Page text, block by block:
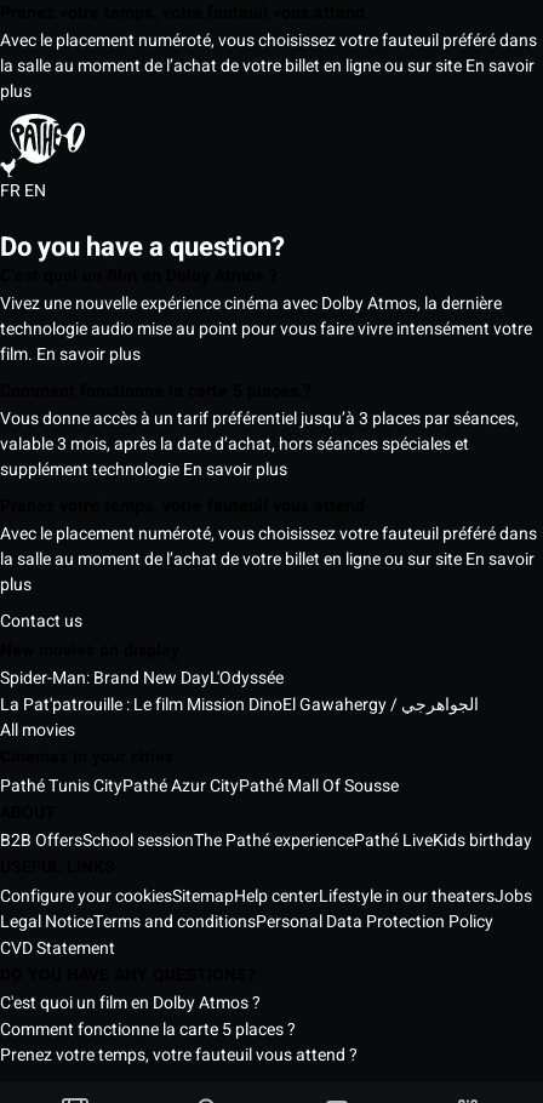
Avec le placement numéroté, vous choisissez votre fauteuil préféré dans
la salle au moment de l’achat de votre billet en ligne ou sur siteEn savoir
plus
FREN
Do you have a question?
Vivez une nouvelle expérience cinéma avec Dolby Atmos, la dernière
technologie audio mise au point pour vous faire vivre intensément votre
film. En savoir plus
Vous donne accès à un tarif préférentiel jusqu’à 3 places par séances,
valable 3 mois, après la date d’achat, hors séances spéciales et
supplément technologieEn savoir plus
Avec le placement numéroté, vous choisissez votre fauteuil préféré dans
la salle au moment de l’achat de votre billet en ligne ou sur siteEn savoir
plus
Contact us
Spider-Man: Brand New DayL'Odyssée
La Pat'patrouille : Le film Mission Dino
El Gawahergy / الجواهرجي
All movies
Pathé Tunis CityPathé Azur CityPathé Mall Of Sousse
B2B OffersSchool sessionThe Pathé experiencePathé LiveKids birthday
Configure your cookiesSitemapHelp centerLifestyle in our theatersJobs
Legal NoticeTerms and conditionsPersonal Data Protection Policy
CVD Statement
C'est quoi un film en Dolby Atmos ?
Comment fonctionne la carte 5 places ?
Prenez votre temps, votre fauteuil vous attend ?